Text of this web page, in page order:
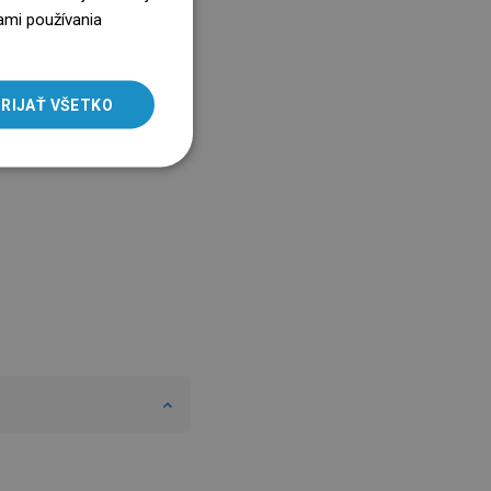
LITHUANIAN
ROMANIAN
používania
VŠETKO